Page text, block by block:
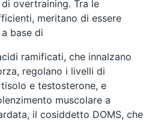
overtraining. Tra le
meritano di essere
base di
ramificati, che innalzano
regolano i livelli di
e testosterone, e
muscolare a
il cosiddetto DOMS, che